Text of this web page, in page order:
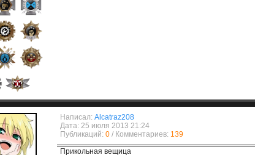
Написал: Alcatraz208
Дата: 25 июля 2013 21:24
Публикаций: 0/ Комментариев: 139
Прикольная вещица